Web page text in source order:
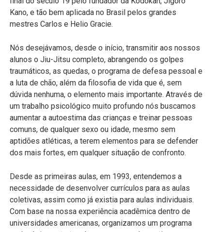
Kano, e tão bem aplicada no Brasil pelos grandes
mestres Carlos e Helio Gracie.
Nós desejávamos, desde o início, transmitir aos nossos
alunos o Jiu-Jitsu completo, abrangendo os golpes
traumáticos, as quedas, o programa de defesa pessoal e
a luta de chão, além da filosofia de vida que é, sem
dúvida nenhuma, o elemento mais importante. Através de
um trabalho psicológico muito profundo nós buscamos
aumentar a autoestima das crianças e treinar pessoas
comuns, de qualquer sexo ou idade, mesmo sem
aptidões atléticas, a terem elementos para se defender
dos mais fortes, em qualquer situação de confronto.
Desde as primeiras aulas, em 1993, entendemos a
necessidade de desenvolver currículos para as aulas
coletivas, assim como já existia para aulas individuais.
Com base na nossa experiência acadêmica dentro de
universidades americanas, organizamos um programa